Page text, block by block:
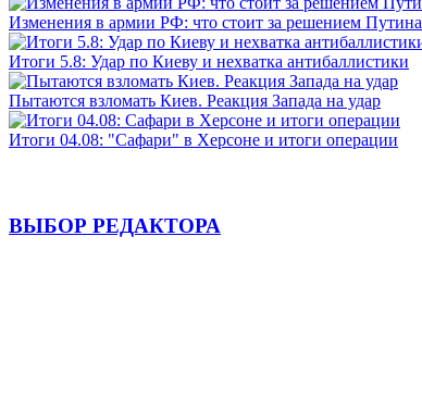
Изменения в армии РФ: что стоит за решением Путина
Итоги 5.8: Удар по Киеву и нехватка антибаллистики
Пытаются взломать Киев. Реакция Запада на удар
Итоги 04.08: "Сафари" в Херсоне и итоги операции
ВЫБОР РЕДАКТОРА